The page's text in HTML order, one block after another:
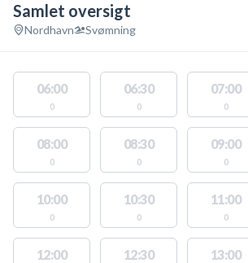
Samlet oversigt
Nordhavn Svømning
06:00
0
06:30
0
07:00
0
08:00
0
08:30
0
09:00
0
10:00
0
10:30
0
11:00
0
12:00 12:30 13:00